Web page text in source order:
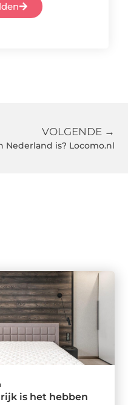
VOLGENDE →
is? Locomo.nl
is het hebben